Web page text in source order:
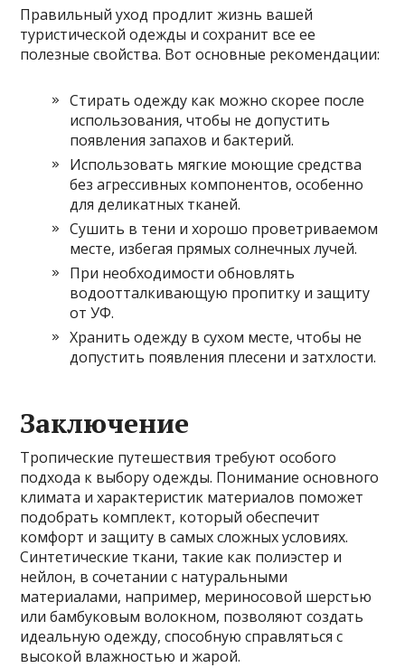
Правильный уход продлит жизнь вашей
туристической одежды и сохранит все ее
полезные свойства. Вот основные рекомендации:
Стирать одежду как можно скорее после
использования, чтобы не допустить
появления запахов и бактерий.
Использовать мягкие моющие средства
без агрессивных компонентов, особенно
для деликатных тканей.
Сушить в тени и хорошо проветриваемом
месте, избегая прямых солнечных лучей.
При необходимости обновлять
водоотталкивающую пропитку и защиту
от УФ.
Хранить одежду в сухом месте, чтобы не
допустить появления плесени и затхлости.
Заключение
Тропические путешествия требуют особого
подхода к выбору одежды. Понимание основного
климата и характеристик материалов поможет
подобрать комплект, который обеспечит
комфорт и защиту в самых сложных условиях.
Синтетические ткани, такие как полиэстер и
нейлон, в сочетании с натуральными
материалами, например, мериносовой шерстью
или бамбуковым волокном, позволяют создать
идеальную одежду, способную справляться с
высокой влажностью и жарой.